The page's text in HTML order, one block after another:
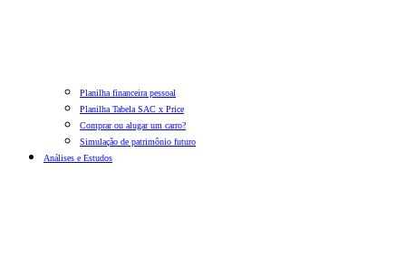
Planilha financeira pessoal
Planilha Tabela SAC x Price
Comprar ou alugar um carro?
Simulação de patrimônio futuro
Análises e Estudos